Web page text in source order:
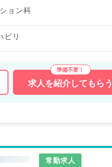
ョン科
ビリ
求人を紹介してもらう
常勤求人